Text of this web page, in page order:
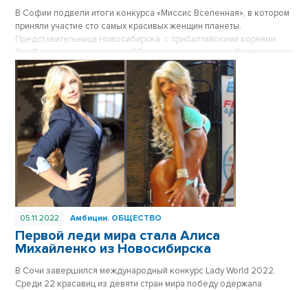
В Софии подвели итоги конкурса «Миссис Вселенная», в котором
приняли участие сто самых красивых женщин планеты.
Представительница Новосибирска с прибалтийскими корнями
Яна Барвичуте попала в топ-25 и привезла в столицу Сибири титул
«Миссис Вселенная Спорт». Однако сибирская красавица
недовольна своим результатом, обвинив организаторов конкурса
в продажности.
05.11.2022 Амбиции. ОБЩЕСТВО
Первой леди мира стала Алиса
Михайленко из Новосибирска
В Сочи завершился международный конкурс Lady World 2022.
Среди 22 красавиц из девяти стран мира победу одержала